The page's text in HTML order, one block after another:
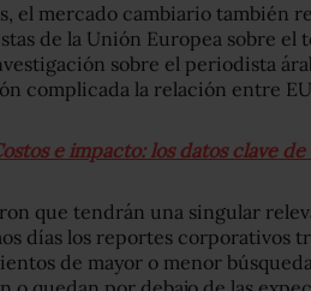
el mercado cambiario también
de la Unión Europea sobre el
sobre el periodista
complicada la relación entre
e impacto: los datos clave
que tendrán una singular
días los reportes corporativos
de mayor o menor